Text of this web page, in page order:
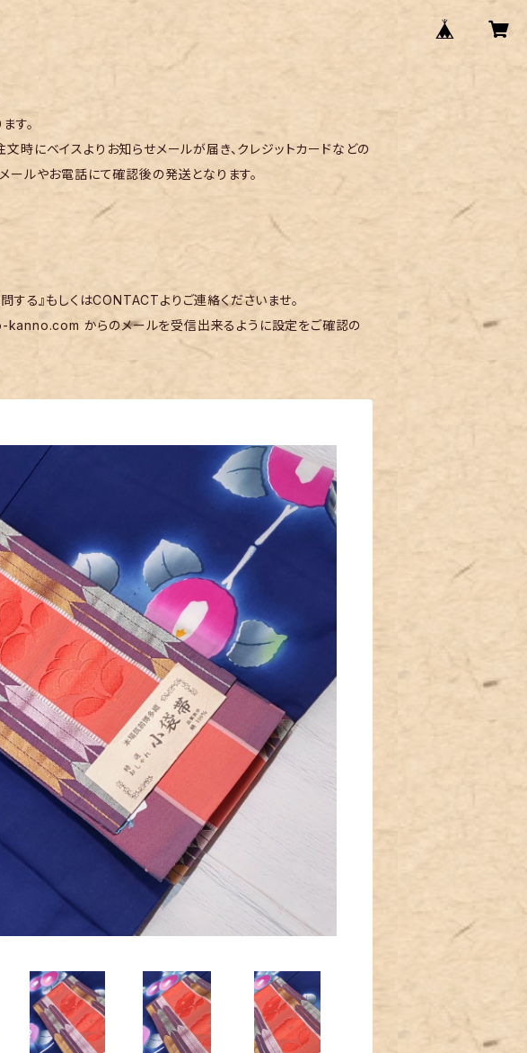
す。
時にベイスよりお知らせメールが届き、クレジットカードなどの
ルやお電話にて確認後の発送となります。
する』もしくはCONTACTよりご連絡くださいませ。
kanno.com からのメールを受信出来るように設定をご確認の